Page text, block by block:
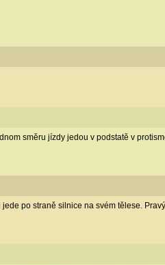
směru jízdy jedou v podstatě v
po straně silnice na svém tělese.